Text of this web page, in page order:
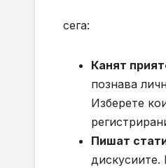
сега:
Канят
познава
Изберете
Пишат